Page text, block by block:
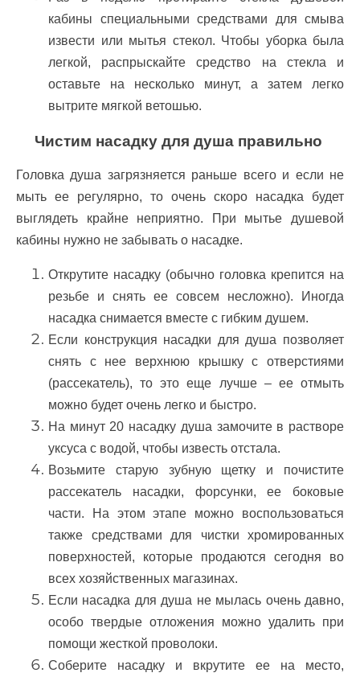
кабины специальными средствами для смыва
извести или мытья стекол. Чтобы уборка была
легкой, распрыскайте средство на стекла и
оставьте на несколько минут, а затем легко
вытрите мягкой ветошью.
Чистим насадку для душа правильно
Головка душа загрязняется раньше всего и если не
мыть ее регулярно, то очень скоро насадка будет
выглядеть крайне неприятно. При мытье душевой
кабины нужно не забывать о насадке.
Открутите насадку (обычно головка крепится на
резьбе и снять ее совсем несложно). Иногда
насадка снимается вместе с гибким душем.
Если конструкция насадки для душа позволяет
снять с нее верхнюю крышку с отверстиями
(рассекатель), то это еще лучше – ее отмыть
можно будет очень легко и быстро.
На минут 20 насадку душа замочите в растворе
уксуса с водой, чтобы известь отстала.
Возьмите старую зубную щетку и почистите
рассекатель насадки, форсунки, ее боковые
части. На этом этапе можно воспользоваться
также средствами для чистки хромированных
поверхностей, которые продаются сегодня во
всех хозяйственных магазинах.
Если насадка для душа не мылась очень давно,
особо твердые отложения можно удалить при
помощи жесткой проволоки.
Соберите насадку и вкрутите ее на место,